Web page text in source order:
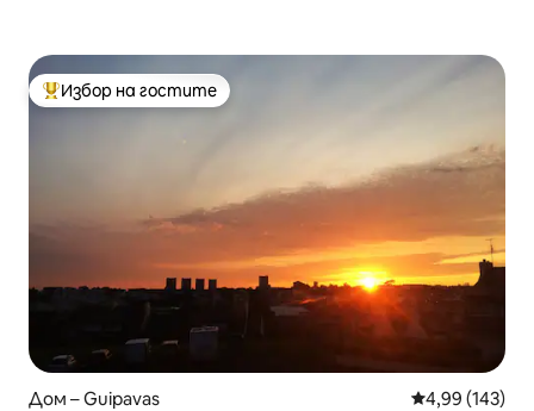
Най-популярен избор на гостите
Избор на гостите
Дом – Guipavas Средна
4,99 (143)